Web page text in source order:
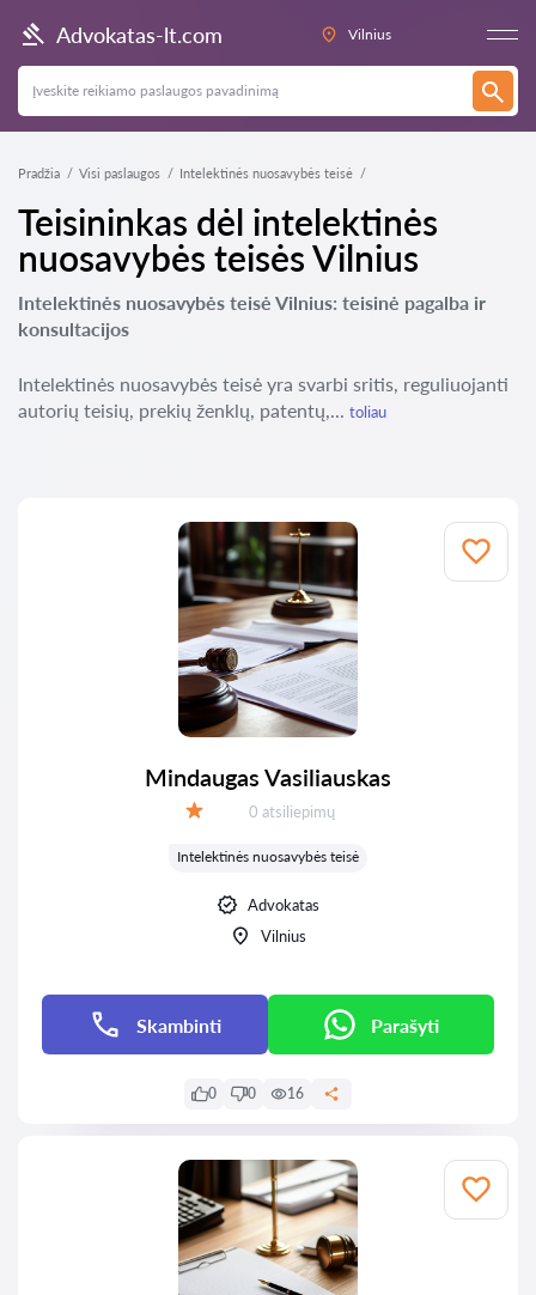
Advokatas-lt.com Vilnius
Pradžia Visi paslaugos Intelektinės nuosavybės teisė
Teisininkas dėl intelektinės
nuosavybės teisės Vilnius
Intelektinės nuosavybės teisė Vilnius: teisinė pagalba ir
konsultacijos
Intelektinės nuosavybės teisė yra svarbi sritis, reguliuojanti
autorių teisių, prekių ženklų, patentų,... toliau
Mindaugas Vasiliauskas
Atsiliepimų:
0 atsiliepimų
Intelektinės nuosavybės teisė
Advokatas
Vilnius
Skambinti Parašyti
0 0 16